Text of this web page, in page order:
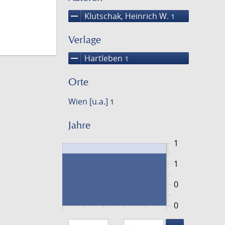
remove Klutschak, Heinrich W. 1
Verlage
remove Hartleben 1
Orte
Wien [u.a.] 1
Jahre
0
1
0
1
1881
1882